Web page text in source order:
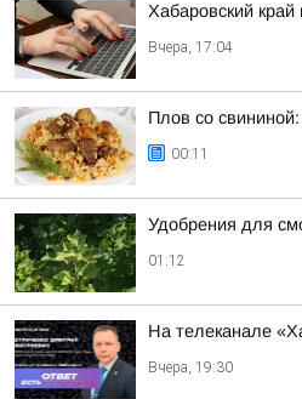
Хабаровский
Вчера, 17:04
Плов со свининой:
00:11
Удобрения для
01:12
На телеканале
Вчера, 19:30